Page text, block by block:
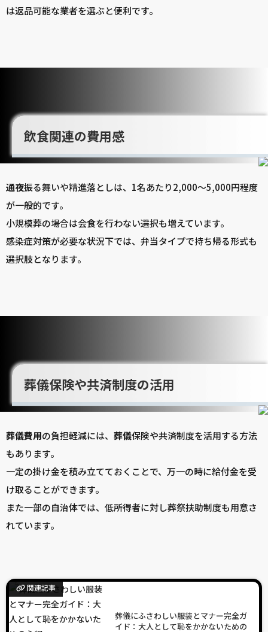
は返品可能な業者を選ぶと便利です。
飲食関連の費用感
通夜振る舞いや精進落としは、1名あたり2,000～5,000円程度
が一般的です。
小規模葬の場合は会食を行わない選択も増えています。
感染症対策が必要な状況下では、弁当タイプで持ち帰る形式も
選択肢となります。
葬儀保険や共済制度の活用
葬儀費用の負担軽減には、 葬儀保険や共済制度を活用する方法
もあります。
一定の掛け金を積み立てておくことで、万一の時に給付金を受
け取ることができます。
また一部の自治体では、低所得者に対し葬祭扶助制度も用意さ
れています。
関連記事
葬儀にふさわしい服装とマナー完全ガ
イド：大人として恥をかかないための